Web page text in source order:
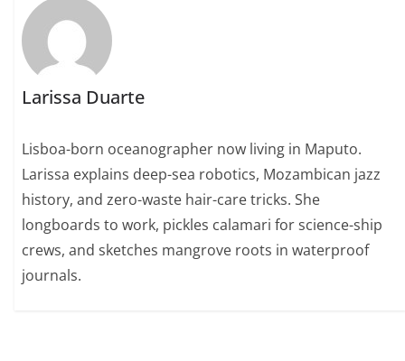
Larissa Duarte
Lisboa-born oceanographer now living in Maputo.
Larissa explains deep-sea robotics, Mozambican jazz
history, and zero-waste hair-care tricks. She
longboards to work, pickles calamari for science-ship
crews, and sketches mangrove roots in waterproof
journals.